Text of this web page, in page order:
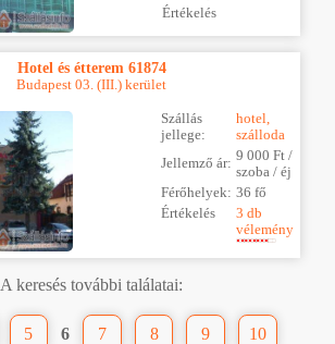
Értékelés
Hotel és étterem 61874
Budapest 03. (III.) kerület
Szállás
jellege:
hotel,
szálloda
Jellemző ár: 9 000 Ft /
szoba / éj
Férőhelyek: 36 fő
Értékelés
3 db
vélemény
A keresés további találatai:
5 6 7 8 9 10